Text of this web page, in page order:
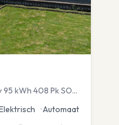
kWh 408 Pk SOH
•Automaat